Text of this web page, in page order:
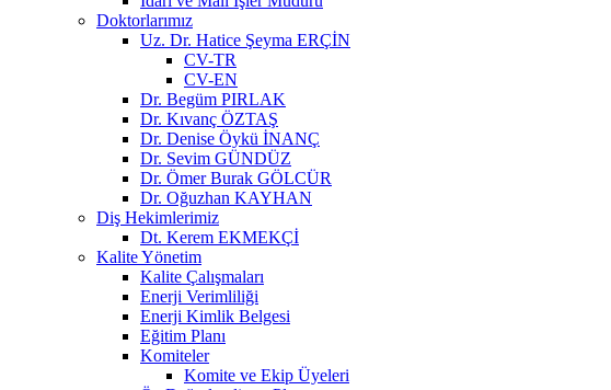
Doktorlarımız
Uz. Dr. Hatice Şeyma ERÇİN
CV-TR
CV-EN
Dr. Begüm PIRLAK
Dr. Kıvanç ÖZTAŞ
Dr. Denise Öykü İNANÇ
Dr. Sevim GÜNDÜZ
Dr. Ömer Burak GÖLCÜR
Dr. Oğuzhan KAYHAN
Diş Hekimlerimiz
Dt. Kerem EKMEKÇİ
Kalite Yönetim
Kalite Çalışmaları
Enerji Verimliliği
Enerji Kimlik Belgesi
Eğitim Planı
Komiteler
Komite ve Ekip Üyeleri